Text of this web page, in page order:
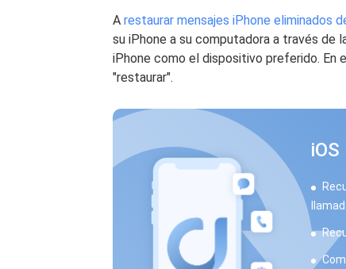
A restaurar mensajes iPhone eliminados
su iPhone a su computadora a través de
iPhone como el dispositivo preferido. En
"restaurar".